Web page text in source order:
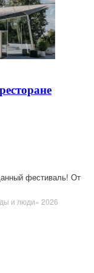
фестиваль! От
и люди» 2026